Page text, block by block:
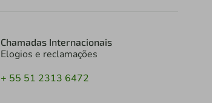
Chamadas Internacionais
Elogios e reclamações
+ 55 51 2313 6472